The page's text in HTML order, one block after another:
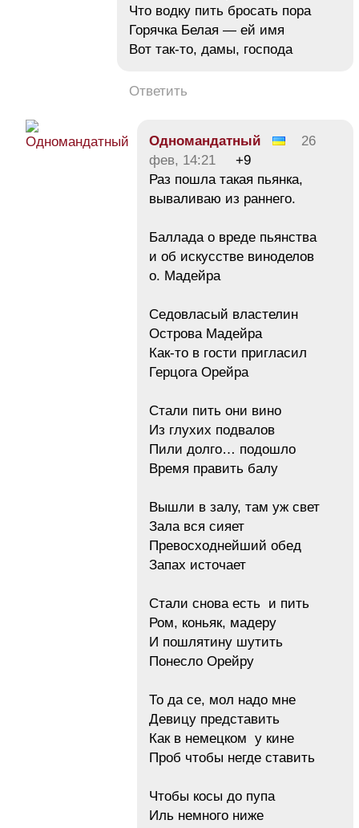
Что водку пить бросать пора
Горячка Белая — ей имя
Вот так-то, дамы, господа
Ответить
Одномандатный
26
фев, 14:21
+9
Раз пошла такая пьянка,
вываливаю из раннего.
Баллада о вреде пьянства
и об искусстве виноделов
о. Мадейра
Седовласый властелин
Острова Мадейра
Как-то в гости пригласил
Герцога Орейра
Стали пить они вино
Из глухих подвалов
Пили долго… подошло
Время править балу
Вышли в залу, там уж свет
Зала вся сияет
Превосходнейший обед
Запах источает
Стали снова есть и пить
Ром, коньяк, мадеру
И пошлятину шутить
Понесло Орейру
То да се, мол надо мне
Девицу представить
Как в немецком у кине
Проб чтобы негде ставить
Чтобы косы до пупа
Иль немного ниже